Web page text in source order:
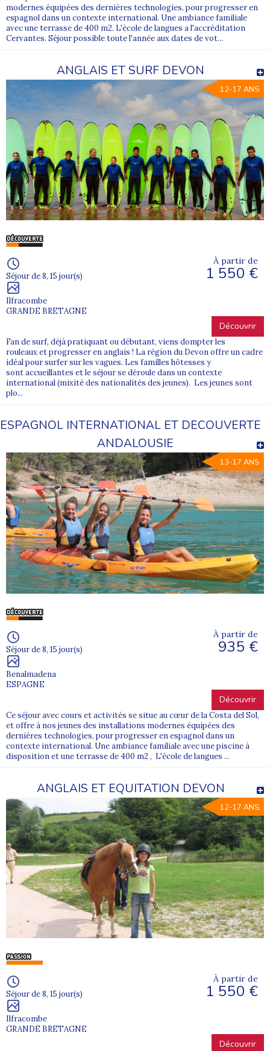
modernes équipées des dernières technologies, pour progresser en
espagnol dans un contexte international. Une ambiance familiale
avec une terrasse de 400 m2. L'école de langues a l'accréditation
Cervantes. Séjour possible toute l'année aux dates de vot...
ANGLAIS ET SURF DEVON
12-17 ANS
Séjour de 8, 15 jour(s)
Ilfracombe
GRANDE BRETAGNE
À partir de
1 550 €
Découvrir
Fan de surf, déjà pratiquant ou débutant, viens dompter les
rouleaux et progresser en anglais ! La région du Devon offre un cadre
idéal pour surfer sur les vagues. Les familles hôtesses y
sont accueillantes et le séjour se déroule dans un contexte
international (mixité des nationalités des jeunes). Les jeunes sont
plo...
ESPAGNOL INTERNATIONAL ET DECOUVERTE
ANDALOUSIE
13-17 ANS
Séjour de 8, 15 jour(s)
Benalmadena
ESPAGNE
À partir de
935 €
Découvrir
Ce séjour avec cours et activités se situe au cœur de la Costa del Sol,
et offre à nos jeunes des installations modernes équipées des
dernières technologies, pour progresser en espagnol dans un
contexte international. Une ambiance familiale avec une piscine à
disposition et une terrasse de 400 m2 , L'école de langues ...
ANGLAIS ET EQUITATION DEVON
12-17 ANS
Séjour de 8, 15 jour(s)
Ilfracombe
GRANDE BRETAGNE
À partir de
1 550 €
Découvrir